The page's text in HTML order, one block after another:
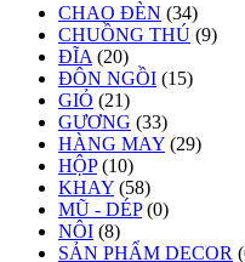
CHAO ĐÈN (34)
CHUỒNG THÚ (9)
ĐĨA (20)
ĐÔN NGỒI (15)
GIỎ (21)
GƯƠNG (33)
HÀNG MAY (29)
HỘP (10)
KHAY (58)
MŨ - DÉP (0)
NÔI (8)
SẢN PHẨM DECOR